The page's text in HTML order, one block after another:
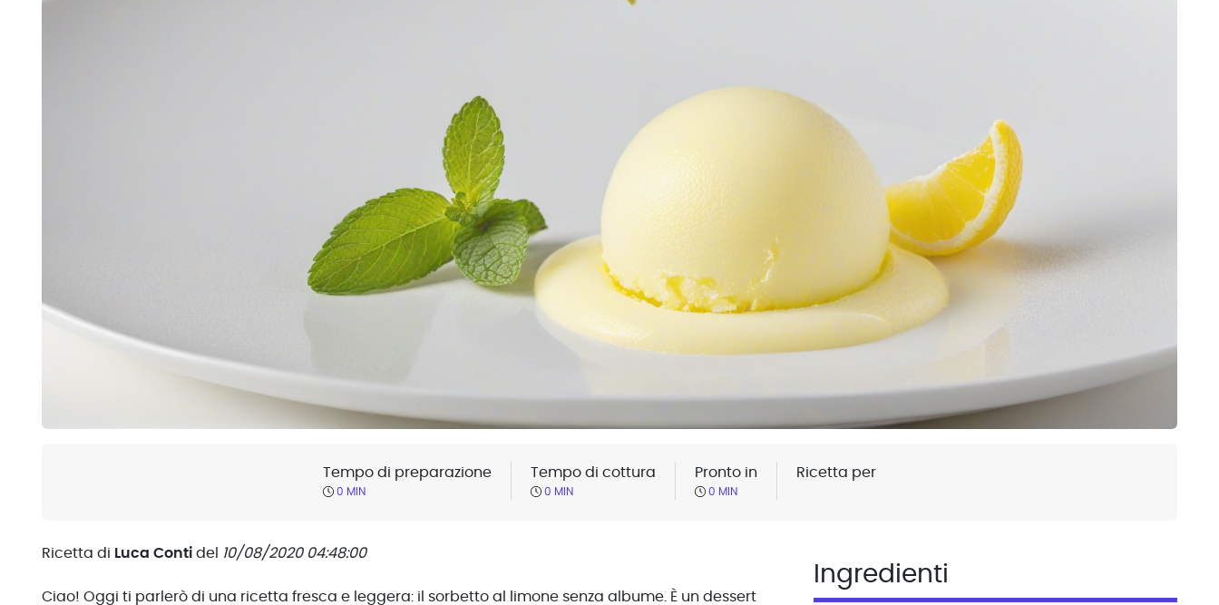
Tempo di preparazione
0 MIN
Tempo di cottura
0 MIN
Pronto in
0 MIN
Ricetta per
Ricetta di Luca Contidel 10/08/2020 04:48:00
Ciao! Oggi ti parlerò di una ricetta fresca e leggera: il sorbetto al limone senza albume. È un dessert
Ingredienti